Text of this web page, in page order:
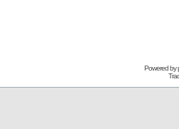
Powered by